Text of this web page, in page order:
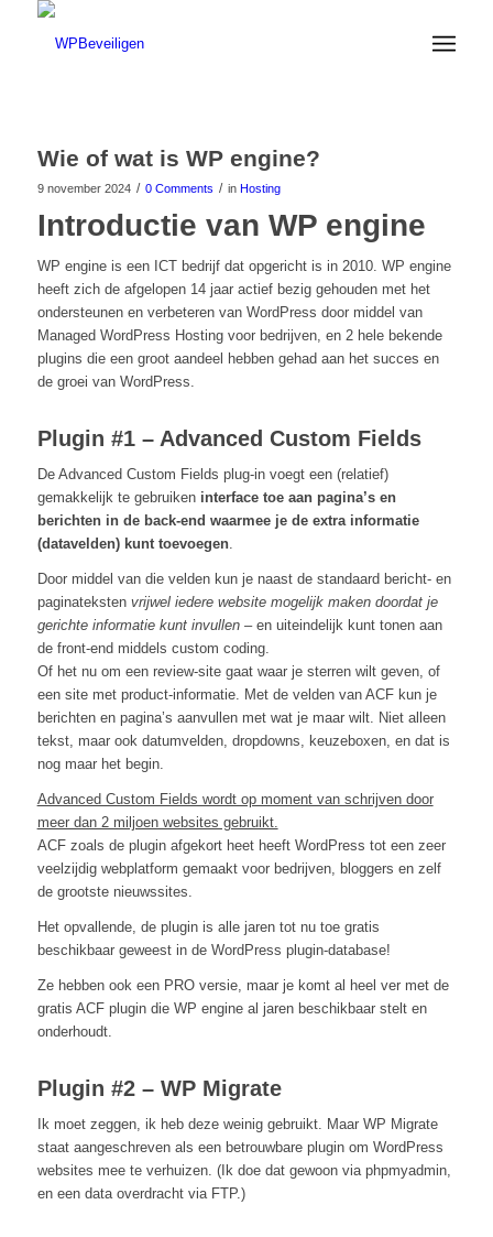
Wie of wat is WP engine?
9 november 2024 / 0 Comments / in Hosting
Introductie van WP engine
WP engine is een ICT bedrijf dat opgericht is in 2010. WP engine
heeft zich de afgelopen 14 jaar actief bezig gehouden met het
ondersteunen en verbeteren van WordPress door middel van
Managed WordPress Hosting voor bedrijven, en 2 hele bekende
plugins die een groot aandeel hebben gehad aan het succes en
de groei van WordPress.
Plugin #1 – Advanced Custom Fields
De Advanced Custom Fields plug-in voegt een (relatief)
gemakkelijk te gebruiken interface toe aan pagina’s en
berichten in de back-end waarmee je de extra informatie
(datavelden) kunt toevoegen.
Door middel van die velden kun je naast de standaard bericht- en
paginateksten vrijwel iedere website mogelijk maken doordat je
gerichte informatie kunt invullen– en uiteindelijk kunt tonen aan
de front-end middels custom coding.
Of het nu om een review-site gaat waar je sterren wilt geven, of
een site met product-informatie. Met de velden van ACF kun je
berichten en pagina’s aanvullen met wat je maar wilt. Niet alleen
tekst, maar ook datumvelden, dropdowns, keuzeboxen, en dat is
nog maar het begin.
Advanced Custom Fields wordt op moment van schrijven door
meer dan 2 miljoen websites gebruikt.
ACF zoals de plugin afgekort heet heeft WordPress tot een zeer
veelzijdig webplatform gemaakt voor bedrijven, bloggers en zelf
de grootste nieuwssites.
Het opvallende, de plugin is alle jaren tot nu toe gratis
beschikbaar geweest in de WordPress plugin-database!
Ze hebben ook een PRO versie, maar je komt al heel ver met de
gratis ACF plugin die WP engine al jaren beschikbaar stelt en
onderhoudt.
Plugin #2 – WP Migrate
Ik moet zeggen, ik heb deze weinig gebruikt. Maar WP Migrate
staat aangeschreven als een betrouwbare plugin om WordPress
websites mee te verhuizen. (Ik doe dat gewoon via phpmyadmin,
en een data overdracht via FTP.)